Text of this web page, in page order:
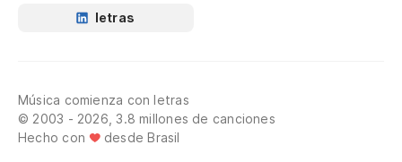
letras
Música comienza con letras
© 2003 - 2026, 3.8 millones de canciones
Hecho con
desde Brasil